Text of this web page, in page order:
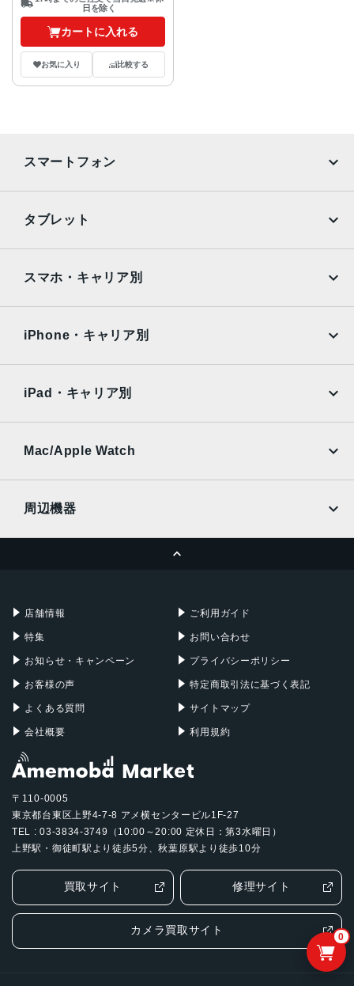
日を除く
カートに入れる
お気に入り 比較する
0
スマートフォン
AQUOS
OPPO Android
タブレット
Surface
Xiaomi Tablet
スマホ・キャリア別
Ymobile
UQmobile
iPhone・キャリア別
Ymobile
UQmobile
iPad・キャリア別
Mac/Apple Watch
周辺機器
店舗情報
特集
お知らせ・キャンペーン
お客様の声
よくある質問
会社概要
ご利用ガイド
お問い合わせ
プライバシーポリシー
特定商取引法に基づく表記
サイトマップ
利用規約
〒110-0005
東京都台東区上野4-7-8 アメ横センタービル1F-27
TEL : 03-3834-3749（10:00～20:00 定休日：第3水曜日）
上野駅・御徒町駅より徒歩5分、秋葉原駅より徒歩10分
買取サイト 修理サイト
カメラ買取サイト